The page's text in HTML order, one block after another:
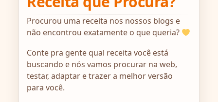
Procurou uma receita nos nossos blogs e
não encontrou exatamente o que queria?
Conte pra gente qual receita você está
buscando e nós vamos procurar na web,
testar, adaptar e trazer a melhor versão
para você.